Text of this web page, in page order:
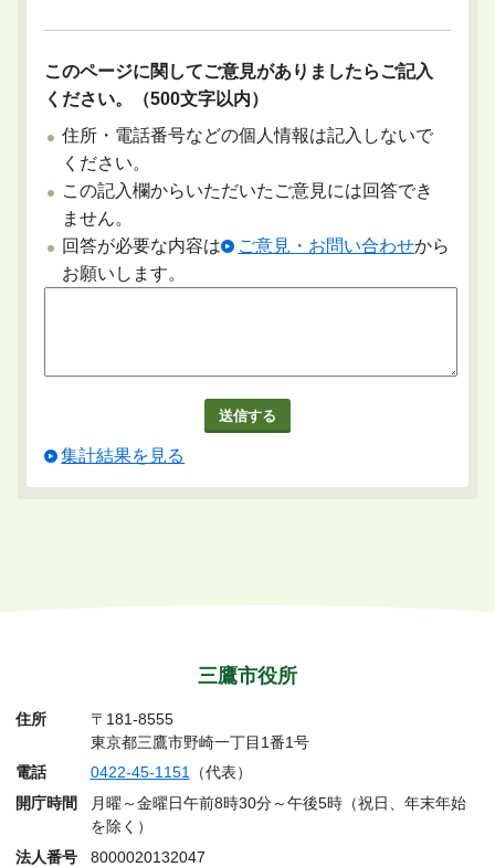
このページに関してご意見がありましたらご記入
ください。（500文字以内）
住所・電話番号などの個人情報は記入しないで
ください。
この記入欄からいただいたご意見には回答でき
ません。
回答が必要な内容は
ご意見・お問い合わせから
お願いします。
集計結果を見る
三鷹市役所
住所
〒181-8555
東京都三鷹市野崎一丁目1番1号
電話
0422-45-1151（代表）
開庁時間
月曜～金曜日午前8時30分～午後5時（祝日、年末年始
を除く）
法人番号
8000020132047